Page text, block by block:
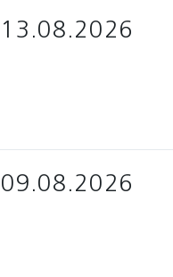
13.08.2026
09.08.2026